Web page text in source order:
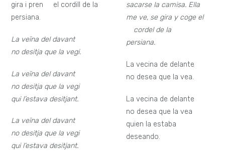
gira i pren el cordill de la
persiana.
La veïna del davant
no desitja que la vegi.
La veïna del davant
no desitja que la vegi
qui l’estava desitjant.
La veïna del davant
no desitja que la vegi
qui l’estava desitjant.
sacarse la camisa. Ella
me ve, se gira y coge el
cordel de la
persiana.
La vecina de delante
no desea que la vea.
La vecina de delante
no desea que la vea
quien la estaba
deseando.